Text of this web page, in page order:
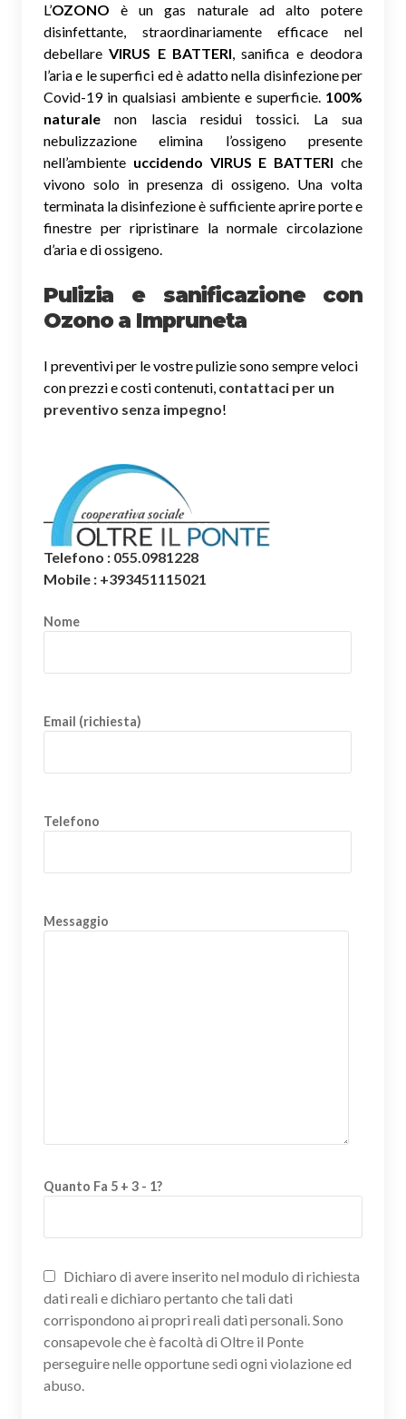
L’OZONO è un gas naturale ad alto potere
disinfettante, straordinariamente efficace nel
debellareVIRUS E BATTERI, sanifica e deodora
l’aria e le superfici ed è adatto nella disinfezione per
Covid-19 in qualsiasi ambiente e superficie. 100%
naturale non lascia residui tossici. La sua
nebulizzazione elimina l’ossigeno presente
nell’ambiente uccidendo VIRUS E BATTERI che
vivono solo in presenza di ossigeno. Una volta
terminata la disinfezione è sufficiente aprire porte e
finestre per ripristinare la normale circolazione
d’aria e di ossigeno.
Pulizia e sanificazione con
Ozono a Impruneta
I preventivi per le vostre pulizie sono sempre veloci
con prezzi e costi contenuti, contattaci per un
preventivo senza impegno!
Telefono : 055.0981228
Mobile : +393451115021
Nome
Email (richiesta)
Telefono
Messaggio
Quanto Fa 5 + 3 - 1?
Dichiaro di avere inserito nel modulo di richiesta
dati reali e dichiaro pertanto che tali dati
corrispondono ai propri reali dati personali. Sono
consapevole che è facoltà di Oltre il Ponte
perseguire nelle opportune sedi ogni violazione ed
abuso.